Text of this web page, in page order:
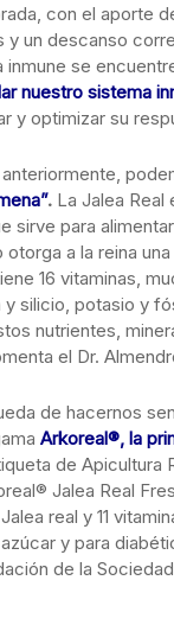
con el aporte
un descanso
se
nuestro sistema
y optimizar su
. La Jalea Real
sirve para
a la reina
16 vitaminas,
silicio, potasio y
nutrientes,
el Dr.
de hacernos
Arkoreal®, la
de
Jalea Real
real y 11
y para
de la